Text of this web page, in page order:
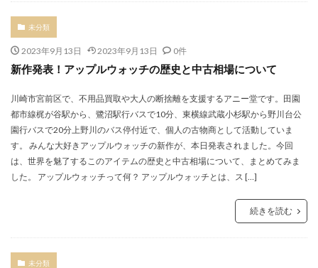
未分類
2023年9月13日 2023年9月13日 0件
新作発表！アップルウォッチの歴史と中古相場について
川崎市宮前区で、不用品買取や大人の断捨離を支援するアニー堂です。田園
都市線梶が谷駅から、鷺沼駅行バスで10分、東横線武蔵小杉駅から野川台公
園行バスで20分上野川のバス停付近で、個人の古物商として活動していま
す。 みんな大好きアップルウォッチの新作が、本日発表されました。今回
は、世界を魅了するこのアイテムの歴史と中古相場について、まとめてみま
した。 アップルウォッチって何？ アップルウォッチとは、ス […]
続きを読む
未分類